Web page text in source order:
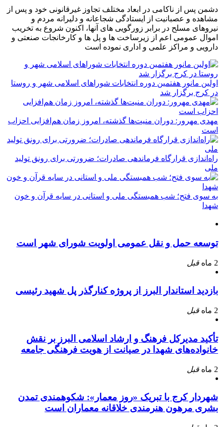
دشمن پس از ناکامی در ابعاد مختلف تجاوز غیرقانونی خود و پس از
مشاهده و عصبانیت از ایستادگی شجاعانه و دلیرانه مردم و
نیروهای مسلح در برابر زورگویی های آنها، اکنون شروع به تخریب
اموال عمومی اعم از زیرساخت ها و پل ها و کارخانجات صنعتی و
دارویی و مراکز علمی و اداری نموده است
اولین مانور هفتمین دوره انتخابات شوراهای اسلامی شهر و روستا
در کرج برگزار شد
مهدی مهرور: دوران منیت‌ها گذشته، امروز زمان هم‌افزایی احزاب
است
راه‌اندازی قرارگاه فرماندهی صادرات؛ ضرورتی برای رونق تولید
ملی
به سوی فتح؛ شب همبستگی ملی و استانی در سایه قرآن و خون
شهدا
توسعه حمل و نقل عمومی اولویت شورای شهر است
2 ماه قبل
بازدید استاندار البرز از پروژه کنارگذر پل شهید رئیسی
2 ماه قبل
تأکید مدیرکل فرهنگ و ارشاد اسلامی البرز بر نقش
خانواده‌های شهدا در صیانت از هویت فرهنگی جامعه
2 ماه قبل
شهردار کرج با تبریک «روز معمار»: شکوهمندی تمدن
بشری مرهون هنرمندی خلاقانه معماران است